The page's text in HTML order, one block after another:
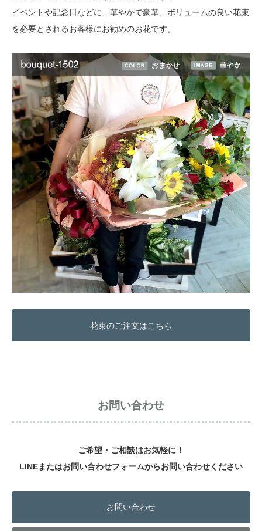
イベントや記念日などに、華やかで豪華、ボリュームの良い花束
を必要とされるお客様にお勧めのお花です。
花束のご注文はこちら
お問い合わせ
ご希望・ご相談はお気軽に！
LINEまたはお問い合わせフォームからお問い合わせください
お問い合わせ